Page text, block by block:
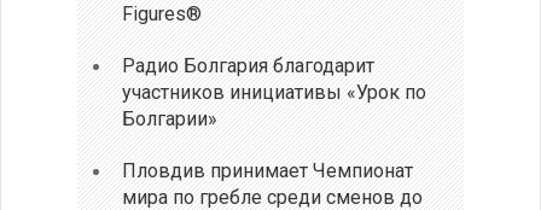
Figures®
Радио Болгария благодарит
участников инициативы «Урок по
Болгарии»
Пловдив принимает Чемпионат
мира по гребле среди сменов до